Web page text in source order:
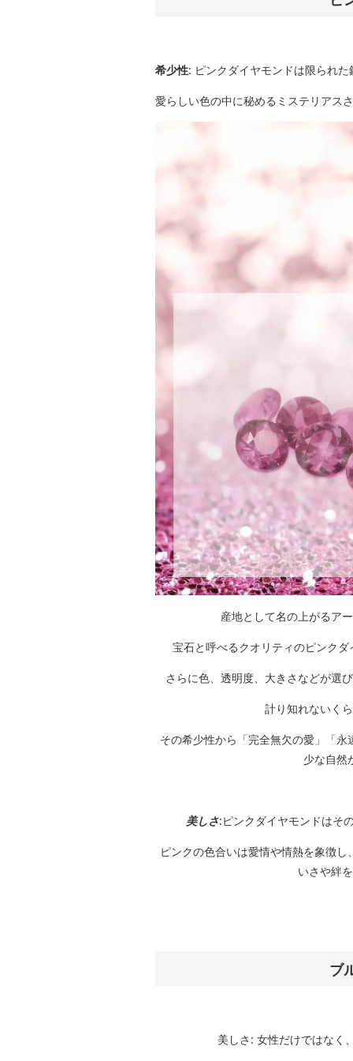
希少性: ピンクダイヤモンドは限られ
愛らしい色の中に秘めるミステリアス
産地として名の上がるア
宝石と呼べるクオリティのピンク
さらに色、透明度、大きさなどが選
計り知れないく
その希少性から「完全無欠の愛」「
少な自然
美しさ:ピンクダイヤモンドはそ
ピンクの色合いは愛情や情熱を象徴
いさや絆
ブ
美しさ: 女性だけではなく